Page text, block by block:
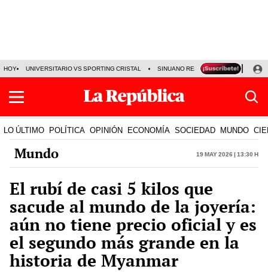
HOY UNIVERSITARIO VS SPORTING CRISTAL SINUANO RESULTADOS HOY
LO ÚLTIMO POLÍTICA OPINIÓN ECONOMÍA SOCIEDAD MUNDO
Mundo 19 May 2026 | 13:30 h
El rubí de casi 5 kilos que
sacude al mundo de la joyería:
aún no tiene precio oficial y es
el segundo más grande en la
historia de Myanmar